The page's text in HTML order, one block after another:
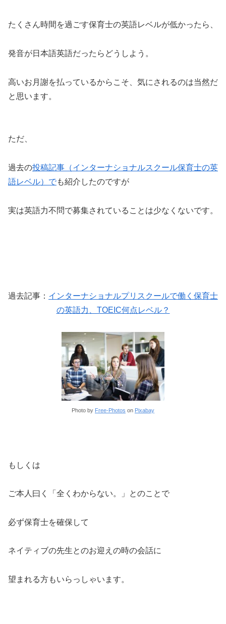
たくさん時間を過ごす保育士の英語レベルが低かったら、
発音が日本語英語だったらどうしよう。
高いお月謝を払っているからこそ、気にされるのは当然だ
と思います。
ただ、
過去の投稿記事（インターナショナルスクール保育士の英
語レベル）でも紹介したのですが
実は英語力不問で募集されていることは少なくないです。
過去記事： インターナショナルプリスクールで働く保育士
の英語力、TOEIC何点レベル？
Photo by Free-Photos on Pixabay
もしくは
ご本人曰く「全くわからない。」とのことで
必ず保育士を確保して
ネイティブの先生とのお迎えの時の会話に
望まれる方もいらっしゃいます。